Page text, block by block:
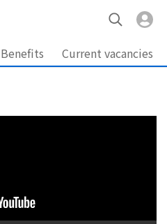
Benefits Current vacancies